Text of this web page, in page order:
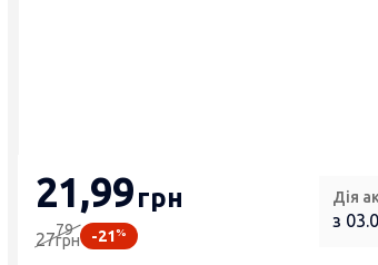
21,99грн
2779
грн -21%
Дія
з